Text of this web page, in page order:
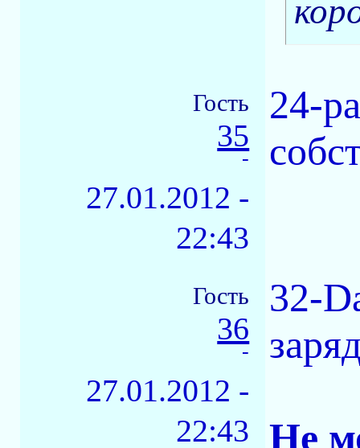
Гость
35
-
27.01.2012 -
22:43
24-
Гость
36
-
27.01.2012 -
22:43
32-
Не